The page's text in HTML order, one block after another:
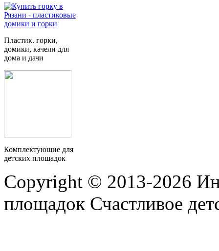
Пластик. горки,
домики, качели для
дома и дачи
Комплектующие для
детских площадок
Copyright © 2013-2026
площадок Счастливое